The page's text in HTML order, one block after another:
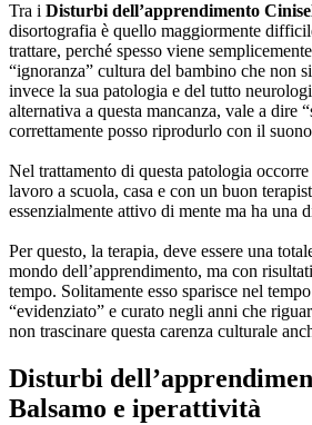
Tra i Disturbi dell’apprendimento
disortografia è quello maggiormente
trattare, perché spesso viene
“ignoranza” cultura del bambino che non
invece la sua patologia e del tutto
alternativa a questa mancanza, vale a dire
correttamente posso riprodurlo con il
Nel trattamento di questa patologia
lavoro a scuola, casa e con un buon
essenzialmente attivo di mente ma ha una
Per questo, la terapia, deve essere una
mondo dell’apprendimento, ma con
tempo. Solitamente esso sparisce nel
“evidenziato” e curato negli anni che
non trascinare questa carenza culturale
Disturbi
Balsamo e iperattività